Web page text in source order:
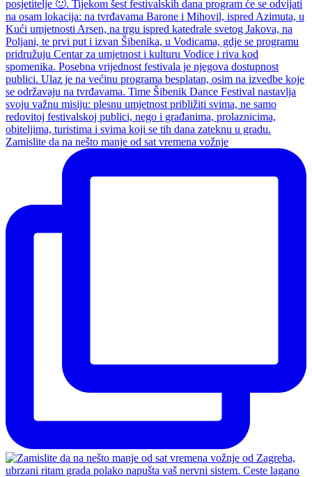
Zamislite da na nešto manje od sat vremena vožnje